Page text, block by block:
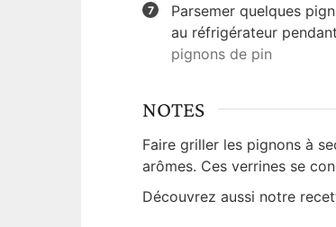
Parsemer quelques
au réfrigérateur
pignons de pin
NOTES
Faire griller les pignons à
arômes. Ces verrines se
Découvrez aussi notre